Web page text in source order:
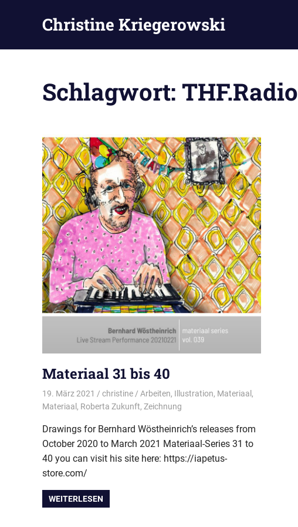
Christine Kriegerowski
Schlagwort: THF.Radio
Materiaal 31 bis 40
19. März 2021 christine Arbeiten, Illustration, Materiaal ,
Materiaal , Roberta Zukunft, Zeichnung
Drawings for Bernhard Wöstheinrich’s releases from
October 2020 to March 2021 Materiaal-Series 31 to
40 you can visit his site here: https://iapetus-
store.com/
WEITERLESEN